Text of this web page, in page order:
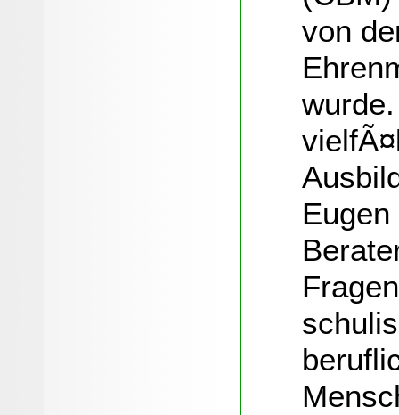
von